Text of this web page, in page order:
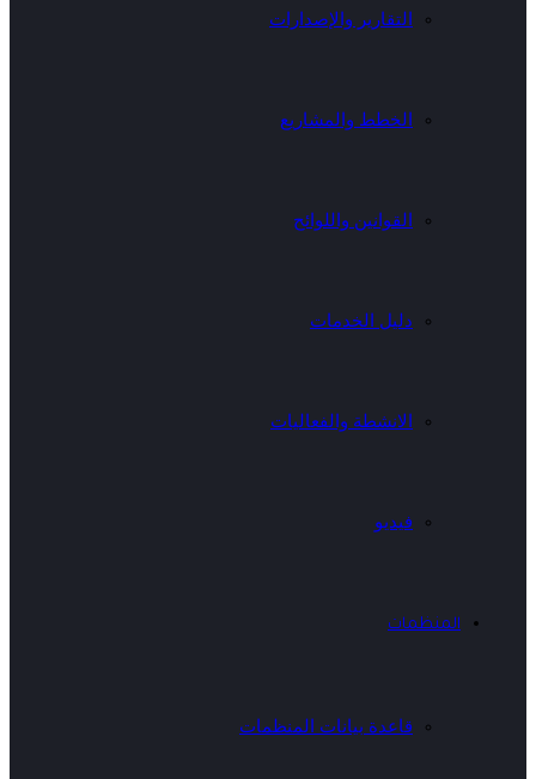
التقارير والإصدارات
الخطط والمشاريع
القوانين واللوائح
دليل الخدمات
الانشطة والفعاليات
فيديو
المنظمات
قاعدة بيانات المنظمات